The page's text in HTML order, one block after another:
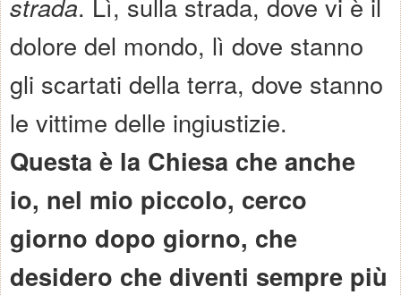
dolore del mondo, lì dove stanno
gli scartati della terra, dove stanno
le vittime delle ingiustizie.
Questa è la Chiesa che anche
io, nel mio piccolo, cerco
giorno dopo giorno, che
desidero che diventi sempre più